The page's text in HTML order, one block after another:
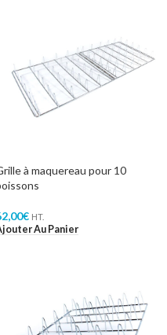
à maquereau pour 10
€ HT.
Au Panier